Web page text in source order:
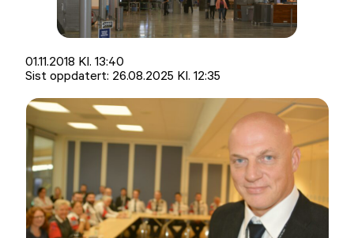
Lagt
ut
01.11.2018 Kl. 13:40
Sist oppdatert: 26.08.2025 Kl. 12:35